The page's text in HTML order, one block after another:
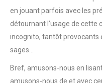
en jouant parfois avec les
détournant l’usage de
incognito, tantôt provocants
sages…
Bref, amusons-nous en
amusons-nous de et avec